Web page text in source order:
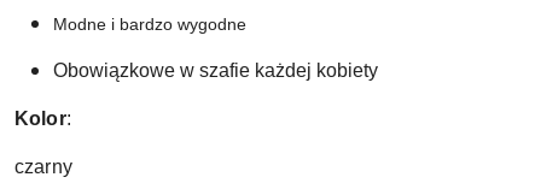
Modne i bardzo wygodne
Obowiązkowe w szafie każdej kobiety
Kolor:
czarny